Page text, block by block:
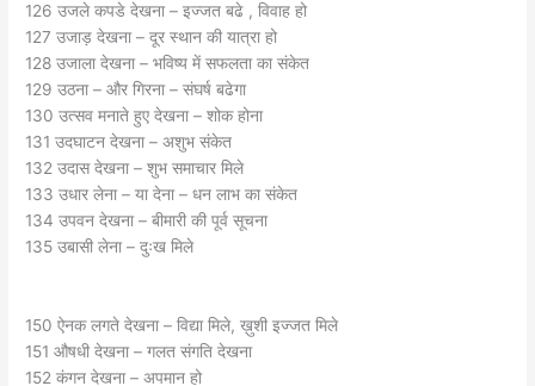
126 उजले कपडे देखना – इज्जत बढे , विवाह हो
127 उजाड़ देखना – दूर स्थान की यात्रा हो
128 उजाला देखना – भविष्य में सफलता का संकेत
129 उठना – और गिरना – संघर्ष बढेगा
130 उत्सव मनाते हुए देखना – शोक होना
131 उदघाटन देखना – अशुभ संकेत
132 उदास देखना – शुभ समाचार मिले
133 उधार लेना – या देना – धन लाभ का संकेत
134 उपवन देखना – बीमारी की पूर्व सूचना
135 उबासी लेना – दुःख मिले
150 ऐनक लगते देखना – विद्या मिले, ख़ुशी इज्जत मिले
151 औषधी देखना – गलत संगति देखना
152 कंगन देखना – अपमान हो